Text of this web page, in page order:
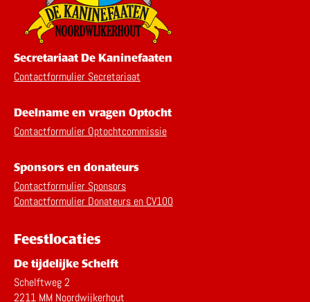
Secretariaat De Kaninefaaten
Contactformulier Secretariaat
Deelname en vragen Optocht
Contactformulier Optochtcommissie
Sponsors en donateurs
Contactformulier Sponsors
Contactformulier Donateurs en CV100
Feestlocaties
De tijdelijke Schelft
Schelftweg 2
2211 MM Noordwijkerhout